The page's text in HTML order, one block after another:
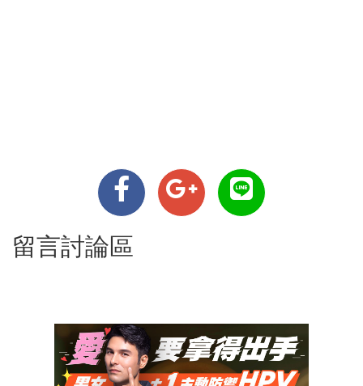
留言討論區